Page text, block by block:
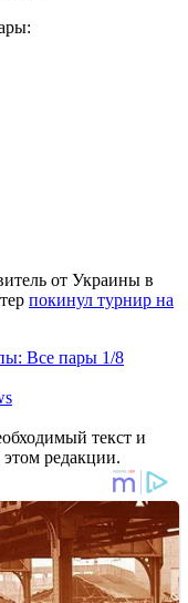
от Украины в
покинул турнир на
Все пары 1/8
текст и
редакции.